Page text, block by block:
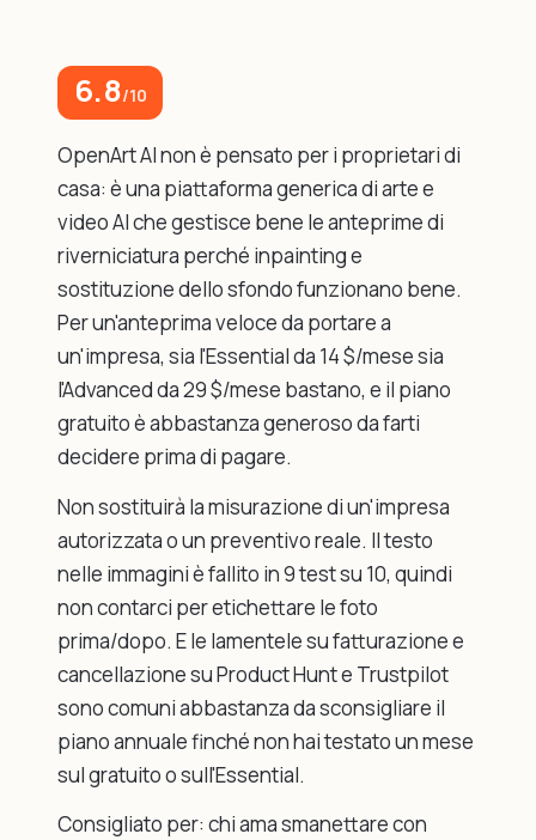
6.8/10
OpenArt AI non è pensato per i proprietari di
casa: è una piattaforma generica di arte e
video AI che gestisce bene le anteprime di
riverniciatura perché inpainting e
sostituzione dello sfondo funzionano bene.
Per un'anteprima veloce da portare a
un'impresa, sia l'Essential da 14 $/mese sia
l'Advanced da 29 $/mese bastano, e il piano
gratuito è abbastanza generoso da farti
decidere prima di pagare.
Non sostituirà la misurazione di un'impresa
autorizzata o un preventivo reale. Il testo
nelle immagini è fallito in 9 test su 10, quindi
non contarci per etichettare le foto
prima/dopo. E le lamentele su fatturazione e
cancellazione su Product Hunt e Trustpilot
sono comuni abbastanza da sconsigliare il
piano annuale finché non hai testato un mese
sul gratuito o sull'Essential.
Consigliato per: chi ama smanettare con